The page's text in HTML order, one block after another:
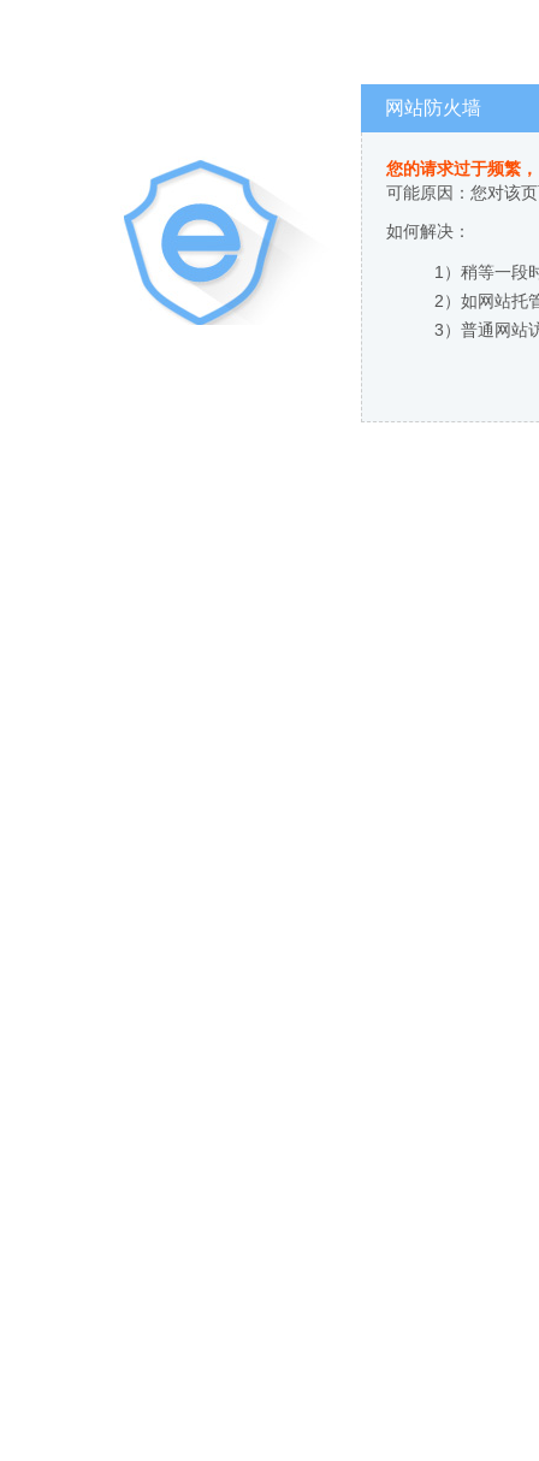
网站防火墙
您的请求过于频繁
可能原因：您对该
如何解决：
1）稍等一段
2）如网站托
3）普通网站